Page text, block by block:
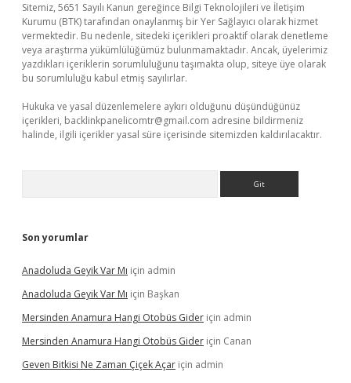
Sitemiz, 5651 Sayılı Kanun gereğince Bilgi Teknolojileri ve İletişim
Kurumu (BTK) tarafından onaylanmış bir Yer Sağlayıcı olarak hizmet
vermektedir. Bu nedenle, sitedeki içerikleri proaktif olarak denetleme
veya araştırma yükümlülüğümüz bulunmamaktadır. Ancak, üyelerimiz
yazdıkları içeriklerin sorumluluğunu taşımakta olup, siteye üye olarak
bu sorumluluğu kabul etmiş sayılırlar.
Hukuka ve yasal düzenlemelere aykırı olduğunu düşündüğünüz
içerikleri, backlinkpanelicomtr@gmail.com adresine bildirmeniz
halinde, ilgili içerikler yasal süre içerisinde sitemizden kaldırılacaktır.
Son yorumlar
Anadoluda Geyik Var Mı için admin
Anadoluda Geyik Var Mı için Başkan
Mersinden Anamura Hangi Otobüs Gider için admin
Mersinden Anamura Hangi Otobüs Gider için Canan
Geven Bitkisi Ne Zaman Çiçek Açar için admin